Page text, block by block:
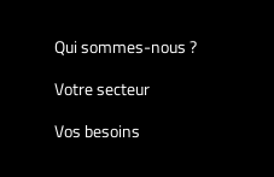
Qui sommes-nous ?
Votre secteur
Vos besoins